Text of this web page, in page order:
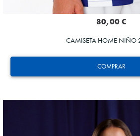
COMPRAR
80,00 €
CAMISETA HOME